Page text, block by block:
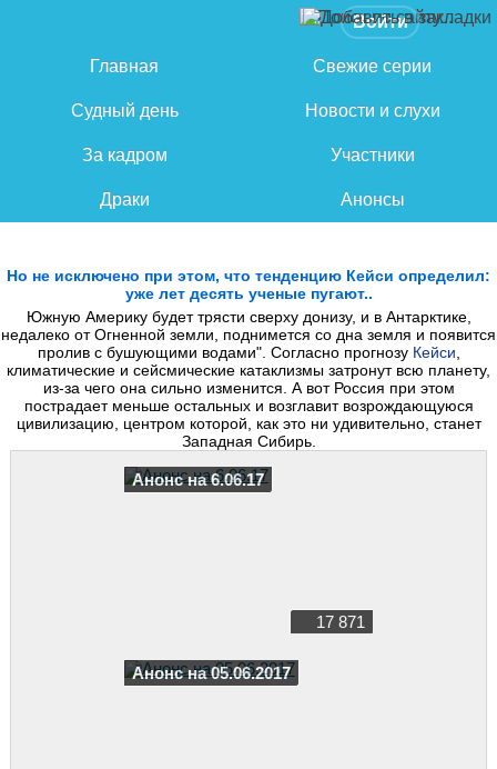
Войти
Главная Свежие серии
Судный день Новости и слухи
За кадром Участники
Драки Анонсы
Но не исключено при этом, что тенденцию Кейси определил:
уже лет десять ученые пугают..
Южную Америку будет трясти сверху донизу, и в Антарктике,
недалеко от Огненной земли, поднимется со дна земля и появится
пролив с бушующими водами". Согласно прогнозу Кейси
климатические и сейсмические катаклизмы затронут всю планету,
из-за чего она сильно изменится. А вот Россия при этом
пострадает меньше остальных и возглавит возрождающуюся
цивилизацию, центром которой, как это ни удивительно, станет
Западная Сибирь.
Анонс на 6.06.17
17 871
Анонс на 05.06.2017